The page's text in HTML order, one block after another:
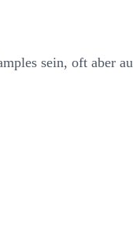
sein, oft aber